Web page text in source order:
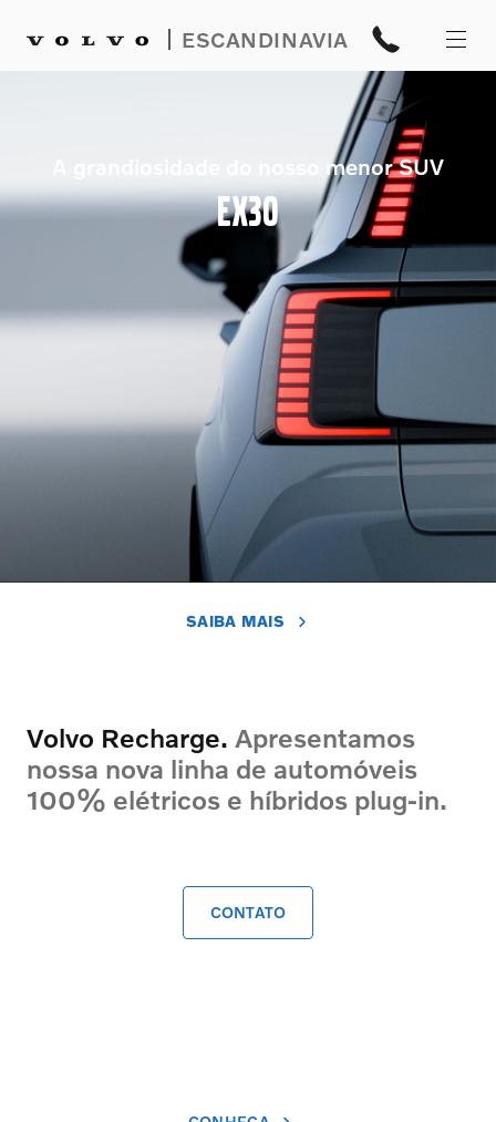
ESCANDINAVIA
A grandiosidade do nosso menor SUV
EX30
SAIBA MAIS
Volvo Recharge. Apresentamos
nossa nova linha de automóveis
100% elétricos e híbridos plug-in.
CONTATO